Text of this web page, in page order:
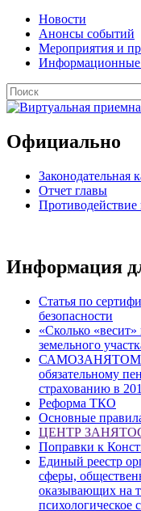
Новости
Анонсы событий
Мероприятия и
Информационные
Официально
Законодательная
Отчет главы
Противодействие
Информация
Статья по
безопасности
«Сколько
земельного
обязательному
страхованию в
Реформа ТКО
Основные
ЦЕНТР
Поправки к
Единый реестр
сферы,
оказывающих на